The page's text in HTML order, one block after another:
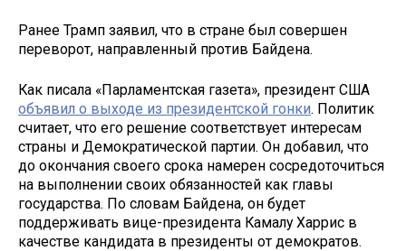
Ранее Трамп заявил, что в стране был совершен
переворот, направленный против Байдена.
Как писала «Парламентская газета», президент США
объявил о выходе из президентской гонки. Политик
считает, что его решение соответствует интересам
страны и Демократической партии. Он добавил, что
до окончания своего срока намерен сосредоточиться
на выполнении своих обязанностей как главы
государства. По словам Байдена, он будет
поддерживать вице-президента Камалу Харрис в
качестве кандидата в президенты от демократов.